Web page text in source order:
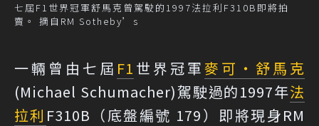
七屆F1世界冠軍舒馬克曾駕駛的1997法拉利F310B即將拍
賣。 摘自RM Sotheby’s
一輛曾由七屆 F1 世界冠軍麥可・舒馬克
(Michael Schumacher)駕駛過的1997年法
拉利 F310B（底盤編號 179）即將現身RM